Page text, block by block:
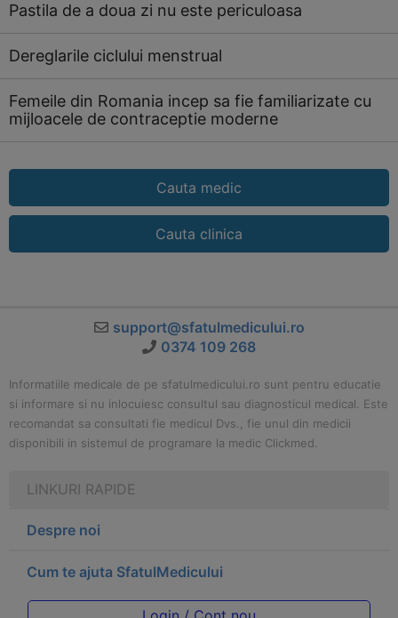
Pastila de a doua zi nu este periculoasa
Dereglarile ciclului menstrual
Femeile din Romania incep sa fie familiarizate cu
mijloacele de contraceptie moderne
Cauta medic
Cauta clinica
support@sfatulmedicului.ro
0374 109 268
Informatiile medicale de pe sfatulmedicului.ro sunt pentru educatie
si informare si nu inlocuiesc consultul sau diagnosticul medical. Este
recomandat sa consultati fie medicul Dvs., fie unul din medicii
disponibili in sistemul de programare la medic Clickmed.
LINKURI RAPIDE
Despre noi
Cum te ajuta SfatulMedicului